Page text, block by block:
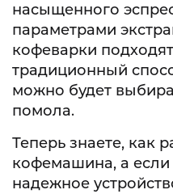
насыщенного
параметрами
кофеварки
традиционный
можно будет
помола.
Теперь знаете, как
кофемашина, а если
надежное